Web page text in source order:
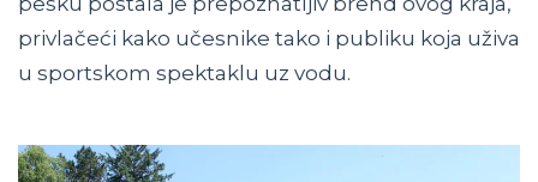
privlačeći kako učesnike tako i publiku koja uživa
u sportskom spektaklu uz vodu.